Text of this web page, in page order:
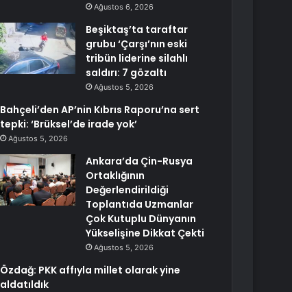
Ağustos 6, 2026
Beşiktaş’ta taraftar
grubu ‘Çarşı’nın eski
tribün liderine silahlı
saldırı: 7 gözaltı
Ağustos 5, 2026
Bahçeli’den AP’nin Kıbrıs Raporu’na sert
tepki: ‘Brüksel’de irade yok’
Ağustos 5, 2026
Ankara’da Çin-Rusya
Ortaklığının
Değerlendirildiği
Toplantıda Uzmanlar
Çok Kutuplu Dünyanın
Yükselişine Dikkat Çekti
Ağustos 5, 2026
Özdağ: PKK affıyla millet olarak yine
aldatıldık